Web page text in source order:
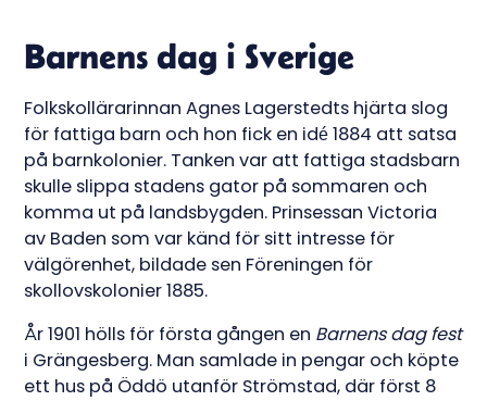
Barnens dag i Sverige
Folkskollärarinnan Agnes Lagerstedts hjärta slog
för fattiga barn och hon fick en idé 1884 att satsa
på barnkolonier. Tanken var att fattiga stadsbarn
skulle slippa stadens gator på sommaren och
komma ut på landsbygden. Prinsessan Victoria
av Baden som var känd för sitt intresse för
välgörenhet, bildade sen Föreningen för
skollovskolonier 1885.
År 1901 hölls för första gången en Barnens dag fest
i Grängesberg. Man samlade in pengar och köpte
ett hus på Öddö utanför Strömstad, där först 8